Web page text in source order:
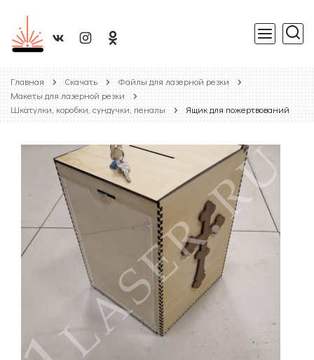
Главная Скачать
Файлы для лазерной резки
Макеты для лазерной резки
Шкатулки, коробки, сундучки, пеналы
Ящик для пожертвований